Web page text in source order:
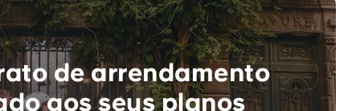
de arrendamento
aos seus planos